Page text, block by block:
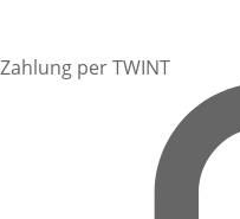
Zahlung per TWINT